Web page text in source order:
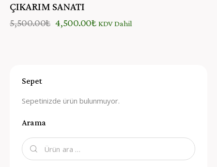
ÇIKARIM SANATI
5,500.00₺ 4,500.00₺ KDV Dahil
Sepet
Sepetinizde ürün bulunmuyor.
Arama